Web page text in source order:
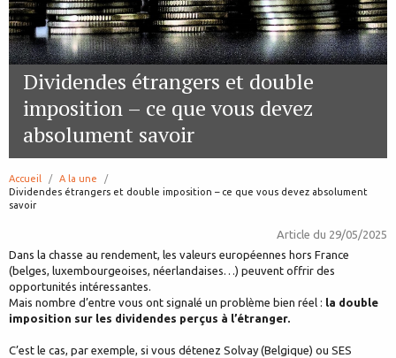
Dividendes étrangers et double
imposition – ce que vous devez
absolument savoir
Accueil
A la une
page:
Dividendes étrangers et double imposition – ce que vous devez absolument
savoir
Article du 29/05/2025
Dans la chasse au rendement, les valeurs européennes hors France
(belges, luxembourgeoises, néerlandaises…) peuvent offrir des
opportunités intéressantes.
Mais nombre d’entre vous ont signalé un problème bien réel : la double
imposition sur les dividendes perçus à l’étranger.
C’est le cas, par exemple, si vous détenez Solvay (Belgique) ou SES